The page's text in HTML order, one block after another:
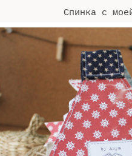
Спинка с